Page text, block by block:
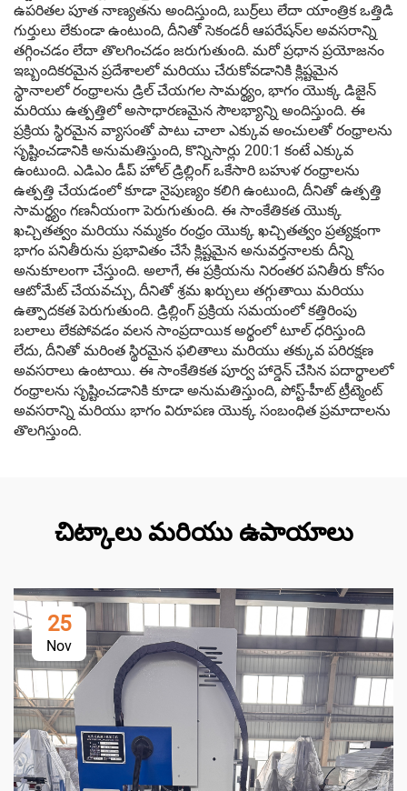
ఉపరితల పూత నాణ్యతను అందిస్తుంది, బుర్ర్‌లు లేదా యాంత్రిక ఒత్తిడి
గుర్తులు లేకుండా ఉంటుంది, దీనితో సెకండరీ ఆపరేషన్‌ల అవసరాన్ని
తగ్గించడం లేదా తొలగించడం జరుగుతుంది. మరో ప్రధాన ప్రయోజనం
ఇబ్బందికరమైన ప్రదేశాలలో మరియు చేరుకోవడానికి క్లిష్టమైన
స్థానాలలో రంధ్రాలను డ్రిల్ చేయగల సామర్థ్యం, భాగం యొక్క డిజైన్
మరియు ఉత్పత్తిలో అసాధారణమైన సౌలభ్యాన్ని అందిస్తుంది. ఈ
ప్రక్రియ స్థిరమైన వ్యాసంతో పాటు చాలా ఎక్కువ అంచులతో రంధ్రాలను
సృష్టించడానికి అనుమతిస్తుంది, కొన్నిసార్లు 200:1 కంటే ఎక్కువ
ఉంటుంది. ఎడిఎం డీప్ హోల్ డ్రిల్లింగ్ ఒకేసారి బహుళ రంధ్రాలను
ఉత్పత్తి చేయడంలో కూడా నైపుణ్యం కలిగి ఉంటుంది, దీనితో ఉత్పత్తి
సామర్థ్యం గణనీయంగా పెరుగుతుంది. ఈ సాంకేతికత యొక్క
ఖచ్చితత్వం మరియు నమ్మకం రంధ్రం యొక్క ఖచ్చితత్వం ప్రత్యక్షంగా
భాగం పనితీరును ప్రభావితం చేసే క్లిష్టమైన అనువర్తనాలకు దీన్ని
అనుకూలంగా చేస్తుంది. అలాగే, ఈ ప్రక్రియను నిరంతర పనితీరు కోసం
ఆటోమేట్ చేయవచ్చు, దీనితో శ్రమ ఖర్చులు తగ్గుతాయి మరియు
ఉత్పాదకత పెరుగుతుంది. డ్రిల్లింగ్ ప్రక్రియ సమయంలో కత్తిరింపు
బలాలు లేకపోవడం వలన సాంప్రదాయిక అర్థంలో టూల్ ధరిస్తుంది
లేదు, దీనితో మరింత స్థిరమైన ఫలితాలు మరియు తక్కువ పరిరక్షణ
అవసరాలు ఉంటాయి. ఈ సాంకేతికత పూర్వ హార్డెన్ చేసిన పదార్థాలలో
రంధ్రాలను సృష్టించడానికి కూడా అనుమతిస్తుంది, పోస్ట్-హీట్ ట్రీట్మెంట్
అవసరాన్ని మరియు భాగం విరూపణ యొక్క సంబంధిత ప్రమాదాలను
తొలగిస్తుంది.
చిట్కాలు మరియు ఉపాయాలు
25
Nov